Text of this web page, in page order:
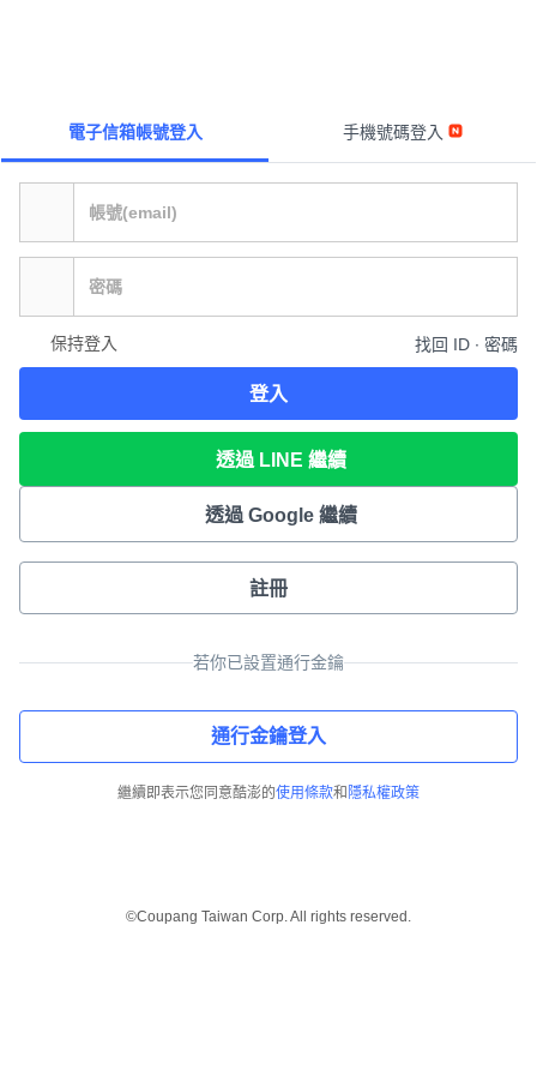
電子信箱帳號登入 手機號碼登入
保持登入 找回 ID ∙ 密碼
登入
透過 LINE 繼續
透過 Google 繼續
註冊
若你已設置通行金鑰
通行金鑰登入
繼續即表示您同意酷澎的使用條款和 隱私權政策
©Coupang Taiwan Corp. All rights reserved.